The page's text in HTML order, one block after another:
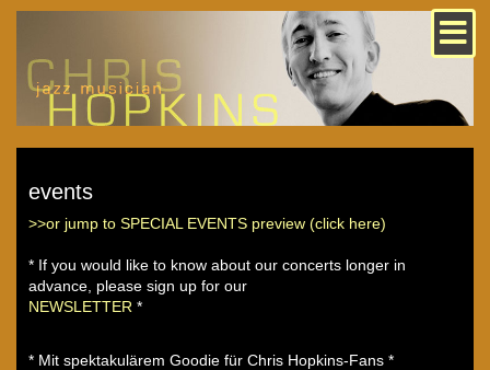
events
>>or jump to SPECIAL EVENTS preview (click here)
* If you would like to know about our concerts longer in
advance, please sign up for our
NEWSLETTER *
* Mit spektakulärem Goodie für Chris Hopkins-Fans *